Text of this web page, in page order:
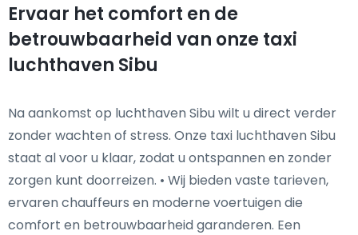
Ervaar het comfort en de
betrouwbaarheid van onze taxi
luchthaven Sibu
Na aankomst op luchthaven Sibu wilt u direct verder
zonder wachten of stress. Onze taxi luchthaven Sibu
staat al voor u klaar, zodat u ontspannen en zonder
zorgen kunt doorreizen. • Wij bieden vaste tarieven,
ervaren chauffeurs en moderne voertuigen die
comfort en betrouwbaarheid garanderen. Een